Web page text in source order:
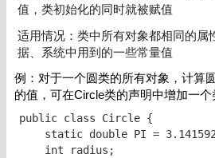
值，类初始化的同时就被赋值
适用情况：类中所有对象都相同的属
据、系统中用到的一些常量值
例：对于一个圆类的所有对象，计算
的值，可在Circle类的声明中增加一个
public class Circle {
static double PI =
    int radius;